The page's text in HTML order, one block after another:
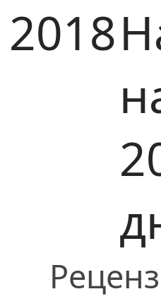
2018